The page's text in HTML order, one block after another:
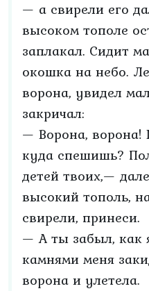
— а свирели его
высоком тополе
заплакал. Сидит
окошка на небо.
ворона, увидел
закричал:
— Ворона, ворона!
куда спешишь?
детей твоих,—
высокий тополь,
свирели, принеси.
— А ты забыл, как
камнями меня
ворона и улетела.